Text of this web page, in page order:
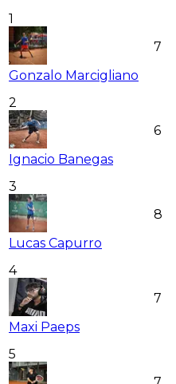
1
Gonzalo Marcigliano
7
2
Ignacio Banegas
6
3
Lucas Capurro
8
4
Maxi Paeps
7
5